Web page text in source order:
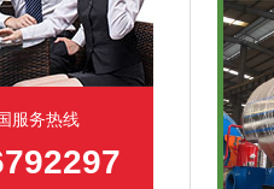
服务热线